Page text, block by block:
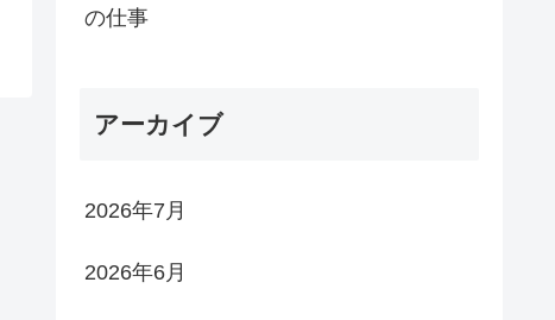
の仕事
アーカイブ
2026年7月
2026年6月